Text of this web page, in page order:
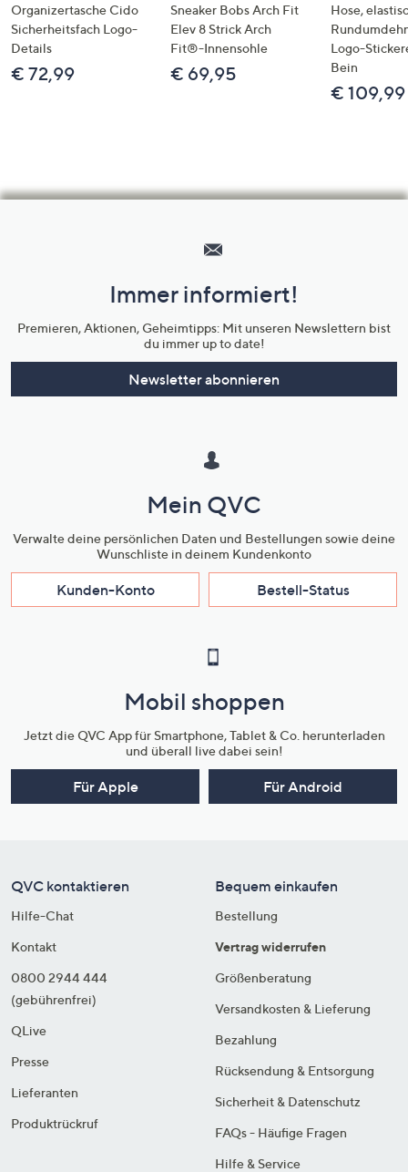
Organizertasche Cido
Sicherheitsfach Logo-
Details
€ 72,99
Sneaker Bobs Arch Fit
Elev 8 Strick Arch
Fit®-Innensohle
€ 69,95
Hose,
Logo-
Bein
€ 109,99
Unternehmensinformationen
Immer informiert!
Premieren, Aktionen, Geheimtipps: Mit unseren Newslettern bist
du immer up to date!
Newsletter abonnieren
Mein QVC
Verwalte deine persönlichen Daten und Bestellungen sowie deine
Wunschliste in deinem Kundenkonto
Kunden-Konto Bestell-Status
Mobil shoppen
Jetzt die QVC App für Smartphone, Tablet & Co. herunterladen
und überall live dabei sein!
Für Apple Für Android
QVC kontaktieren
Hilfe-Chat
Kontakt
0800 2944 444
(gebührenfrei)
QLive
Presse
Lieferanten
Produktrückruf
Bequem einkaufen
Bestellung
Vertrag widerrufen
Größenberatung
Versandkosten & Lieferung
Bezahlung
Rücksendung & Entsorgung
Sicherheit & Datenschutz
FAQs - Häufige Fragen
Hilfe & Service